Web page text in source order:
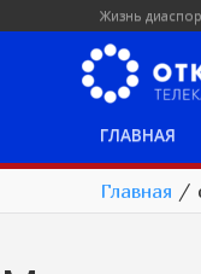
Жизнь
ГЛАВНАЯ
Главная /